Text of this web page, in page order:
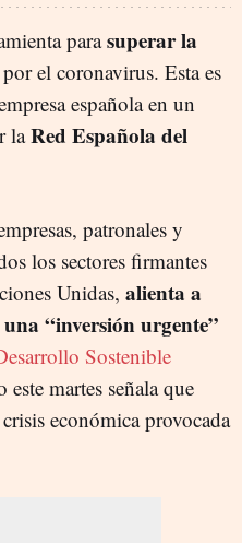
parasuperar la
el coronavirus. Esta es
española en un
laRed Española del
patronales y
los sectores firmantes
Unidas, alienta a
“inversión urgente”
Sostenible
martes señala que
económica provocada